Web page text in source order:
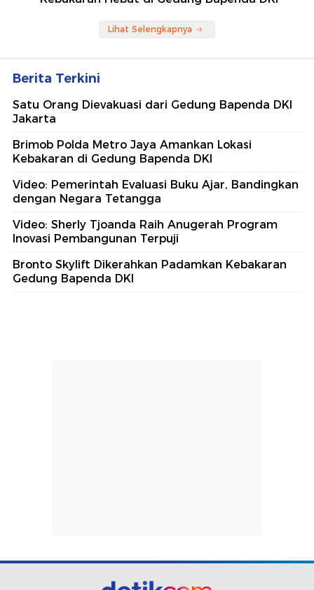
Lihat Selengkapnya
Berita Terkini
Satu Orang Dievakuasi dari Gedung Bapenda DKI
Jakarta
Brimob Polda Metro Jaya Amankan Lokasi
Kebakaran di Gedung Bapenda DKI
Video: Pemerintah Evaluasi Buku Ajar, Bandingkan
dengan Negara Tetangga
Video: Sherly Tjoanda Raih Anugerah Program
Inovasi Pembangunan Terpuji
Bronto Skylift Dikerahkan Padamkan Kebakaran
Gedung Bapenda DKI